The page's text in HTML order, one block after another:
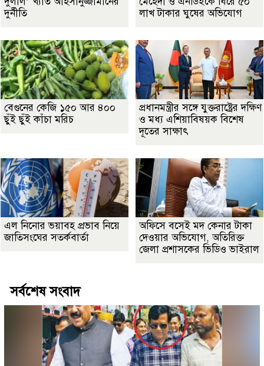
দুর্নীতি
লাখ টাকার ঘুষের অভিযোগ
বেগুনের কেজি ১৫০ আর ৪০০
ছুঁই ছুঁই কাঁচা মরিচ
প্রধানমন্ত্রীর সঙ্গে যুক্তরাষ্ট্রের দক্ষিণ
ও মধ্য এশিয়াবিষয়ক বিশেষ
দূতের সাক্ষাৎ
এল নিনোর ভয়াবহ প্রভাব নিয়ে
জাতিসংঘের সতর্কবার্তা
অফিসে বসেই মদ কেনার টাকা
দেওয়ার অভিযোগ, অতিরিক্ত
জেলা প্রশাসকের ভিডিও ভাইরাল
সর্বশেষ সংবাদ